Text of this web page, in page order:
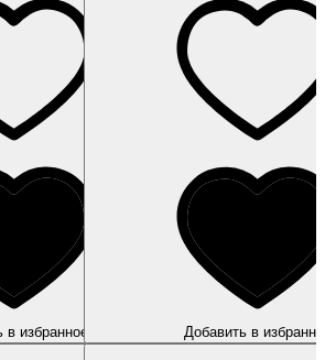
в избранное Добавить в